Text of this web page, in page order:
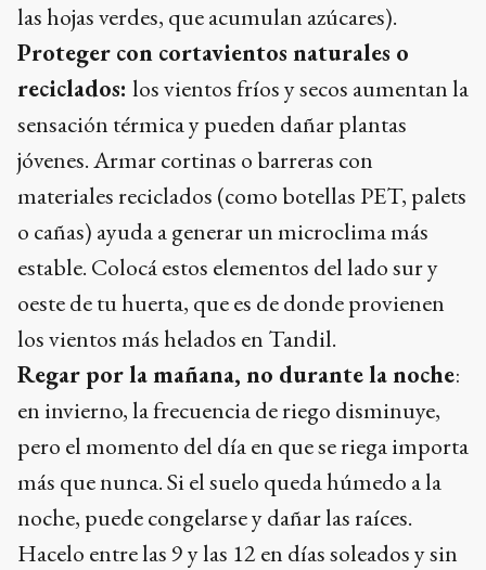
las hojas verdes, que acumulan azúcares).
Proteger con cortavientos naturales o
reciclados: los vientos fríos y secos aumentan la
sensación térmica y pueden dañar plantas
jóvenes. Armar cortinas o barreras con
materiales reciclados (como botellas PET, palets
o cañas) ayuda a generar un microclima más
estable. Colocá estos elementos del lado sur y
oeste de tu huerta, que es de donde provienen
los vientos más helados en Tandil.
Regar por la mañana, no durante la noche:
en invierno, la frecuencia de riego disminuye,
pero el momento del día en que se riega importa
más que nunca. Si el suelo queda húmedo a la
noche, puede congelarse y dañar las raíces.
Hacelo entre las 9 y las 12 en días soleados y sin